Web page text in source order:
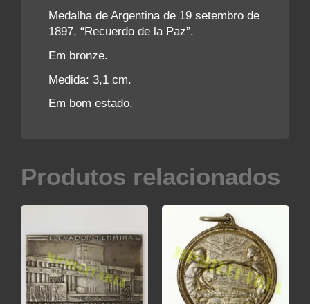
Medalha de Argentina de 19 setembro de
1897, “Recuerdo de la Paz”.
Em bronze.
Medida: 3,1 cm.
Em bom estado.
Produtos relacionados